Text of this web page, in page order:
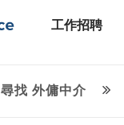
工作招聘
尋找 外傭中介